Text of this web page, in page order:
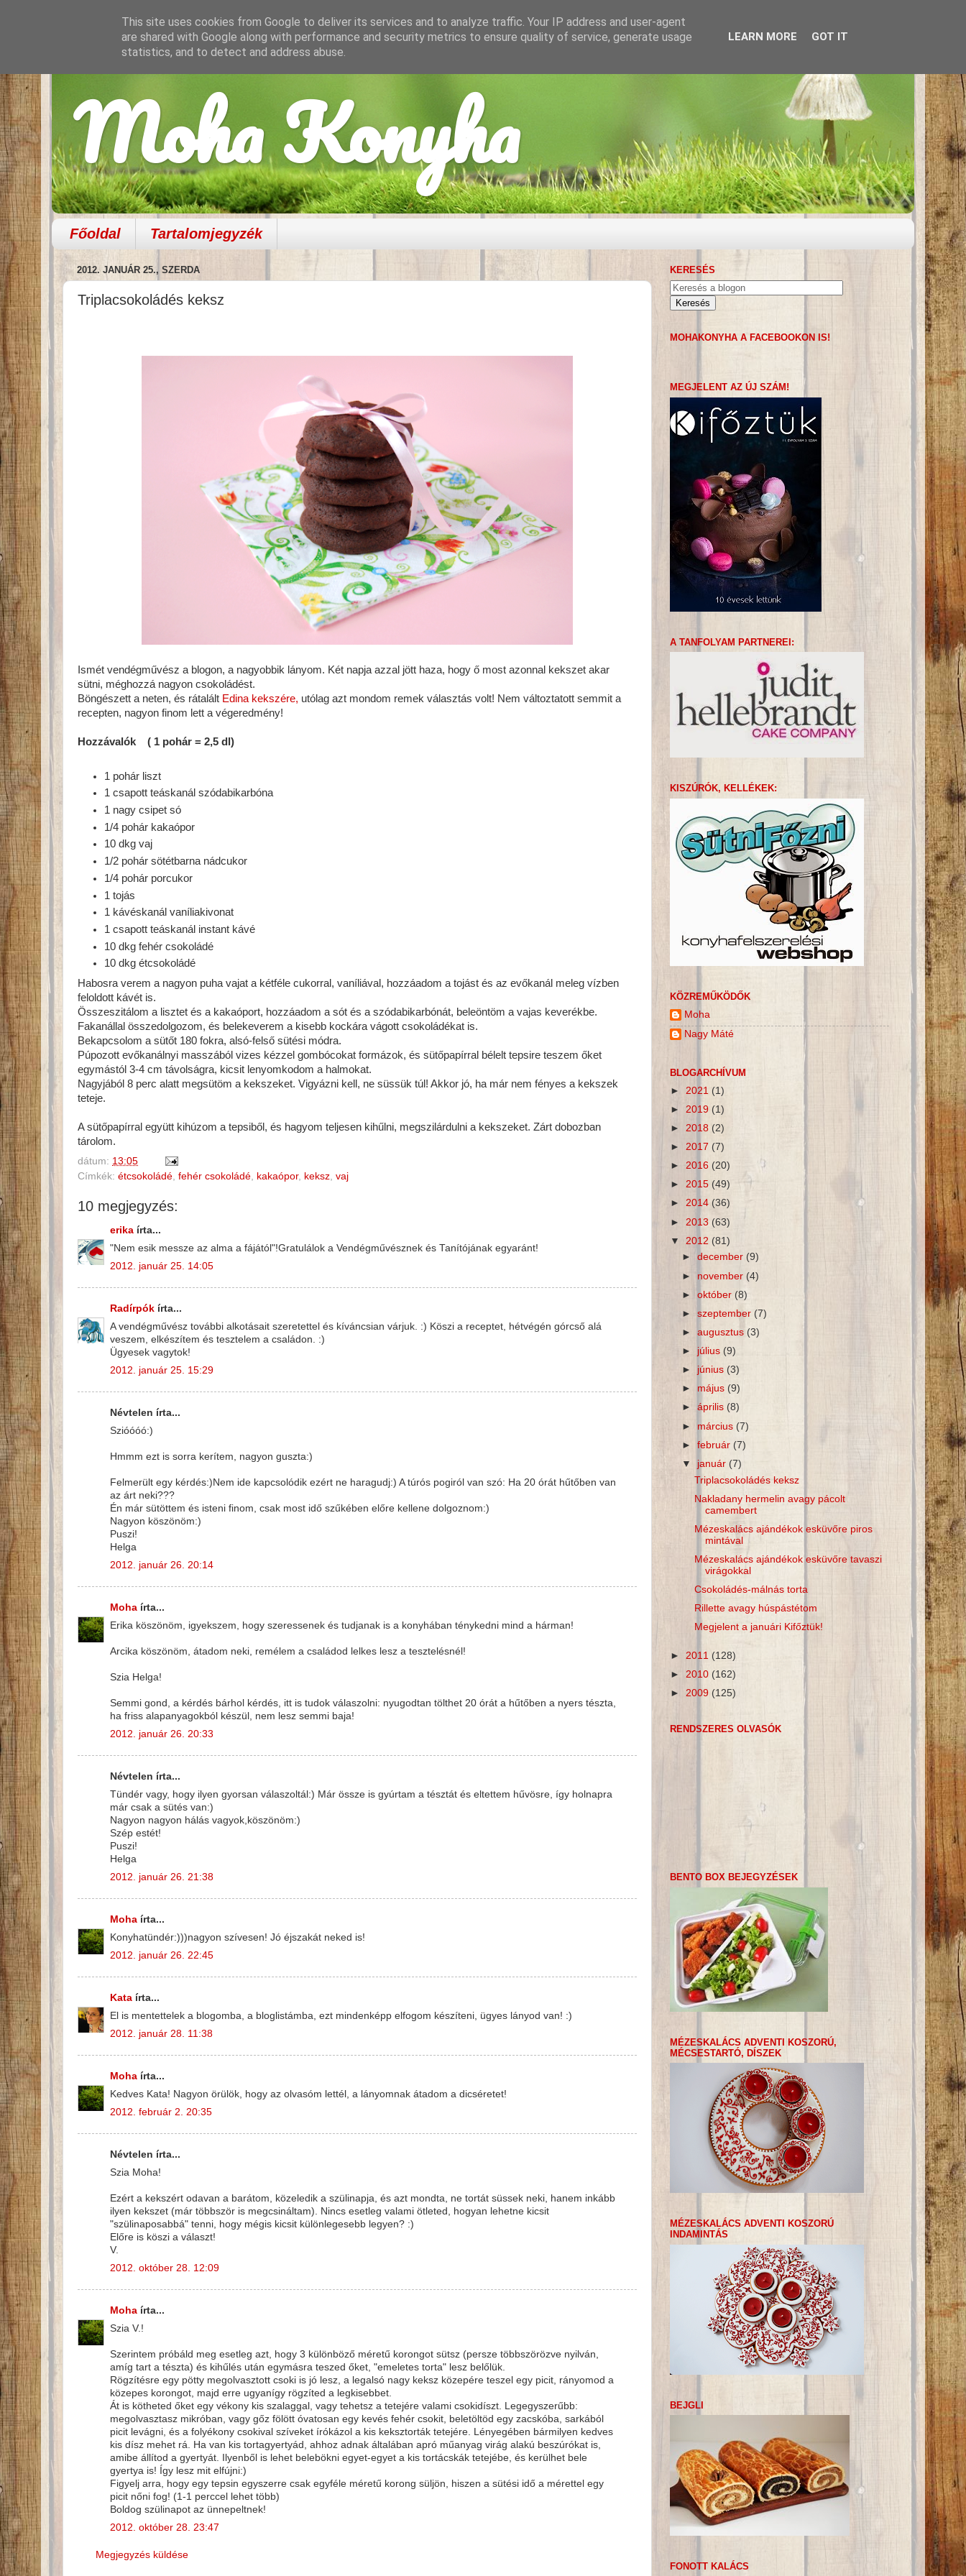
Moha Konyha
Főoldal Tartalomjegyzék
2012. JANUÁR 25., SZERDA
Triplacsokoládés keksz
Ismét vendégművész a blogon, a nagyobbik lányom. Két napja azzal jött haza, hogy ő most azonnal kekszet akar
sütni, méghozzá nagyon csokoládést.
Böngészett a neten, és rátalált Edina kekszére, utólag azt mondom remek választás volt! Nem változtatott semmit a
recepten, nagyon finom lett a végeredmény!
Hozzávalók ( 1 pohár = 2,5 dl)
1 pohár liszt
1 csapott teáskanál szódabikarbóna
1 nagy csipet só
1/4 pohár kakaópor
10 dkg vaj
1/2 pohár sötétbarna nádcukor
1/4 pohár porcukor
1 tojás
1 kávéskanál vaníliakivonat
1 csapott teáskanál instant kávé
10 dkg fehér csokoládé
10 dkg étcsokoládé
Habosra verem a nagyon puha vajat a kétféle cukorral, vaníliával, hozzáadom a tojást és az evőkanál meleg vízben
feloldott kávét is.
Összeszitálom a lisztet és a kakaóport, hozzáadom a sót és a szódabikarbónát, beleöntöm a vajas keverékbe.
Fakanállal összedolgozom, és belekeverem a kisebb kockára vágott csokoládékat is.
Bekapcsolom a sütőt 180 fokra, alsó-felső sütési módra.
Púpozott evőkanálnyi masszából vizes kézzel gombócokat formázok, és sütőpapírral bélelt tepsire teszem őket
egymástól 3-4 cm távolságra, kicsit lenyomkodom a halmokat.
Nagyjából 8 perc alatt megsütöm a kekszeket. Vigyázni kell, ne süssük túl! Akkor jó, ha már nem fényes a kekszek
teteje.
A sütőpapírral együtt kihúzom a tepsiből, és hagyom teljesen kihűlni, megszilárdulni a kekszeket. Zárt dobozban
tárolom.
dátum: 13:05
Címkék: étcsokoládé fehér csokoládé kakaópor, keksz vaj
10 megjegyzés:
erika írta...
"Nem esik messze az alma a fájától"!Gratulálok a Vendégművésznek és Tanítójának egyaránt!
2012. január 25. 14:05
Radírpók írta...
A vendégművész további alkotásait szeretettel és kíváncsian várjuk. :) Köszi a receptet, hétvégén górcső alá
veszem, elkészítem és tesztelem a családon. :)
Ügyesek vagytok!
2012. január 25. 15:29
Névtelen írta...
Szióóóó:)
Hmmm ezt is sorra kerítem, nagyon guszta:)
Felmerült egy kérdés:)Nem ide kapcsolódik ezért ne haragudj:) A túrós pogiról van szó: Ha 20 órát hűtőben van
az árt neki???
Én már sütöttem és isteni finom, csak most idő szűkében előre kellene dolgoznom:)
Nagyon köszönöm:)
Puszi!
Helga
2012. január 26. 20:14
Moha írta...
Erika köszönöm, igyekszem, hogy szeressenek és tudjanak is a konyhában ténykedni mind a hárman!
Arcika köszönöm, átadom neki, remélem a családod lelkes lesz a tesztelésnél!
Szia Helga!
Semmi gond, a kérdés bárhol kérdés, itt is tudok válaszolni: nyugodtan tölthet 20 órát a hűtőben a nyers tészta,
ha friss alapanyagokból készül, nem lesz semmi baja!
2012. január 26. 20:33
Névtelen írta...
Tündér vagy, hogy ilyen gyorsan válaszoltál:) Már össze is gyúrtam a tésztát és eltettem hűvösre, így holnapra
már csak a sütés van:)
Nagyon nagyon hálás vagyok,köszönöm:)
Szép estét!
Puszi!
Helga
2012. január 26. 21:38
Moha írta...
Konyhatündér:)))nagyon szívesen! Jó éjszakát neked is!
2012. január 26. 22:45
Kata írta...
El is mentettelek a blogomba, a bloglistámba, ezt mindenképp elfogom készíteni, ügyes lányod van! :)
2012. január 28. 11:38
Moha írta...
Kedves Kata! Nagyon örülök, hogy az olvasóm lettél, a lányomnak átadom a dicséretet!
2012. február 2. 20:35
Névtelen írta...
Szia Moha!
Ezért a kekszért odavan a barátom, közeledik a szülinapja, és azt mondta, ne tortát süssek neki, hanem inkább
ilyen kekszet (már többször is megcsináltam). Nincs esetleg valami ötleted, hogyan lehetne kicsit
"szülinaposabbá" tenni, hogy mégis kicsit különlegesebb legyen? :)
Előre is köszi a választ!
V.
2012. október 28. 12:09
Moha írta...
Szia V.!
Szerintem próbáld meg esetleg azt, hogy 3 különböző méretű korongot sütsz (persze többszörözve nyilván,
amíg tart a tészta) és kihűlés után egymásra teszed őket, "emeletes torta" lesz belőlük.
Rögzítésre egy pötty megolvasztott csoki is jó lesz, a legalsó nagy keksz közepére teszel egy picit, rányomod a
közepes korongot, majd erre ugyanígy rögzíted a legkisebbet.
Át is kötheted őket egy vékony kis szalaggal, vagy tehetsz a tetejére valami csokidíszt. Legegyszerűbb:
megolvasztasz mikróban, vagy gőz fölött óvatosan egy kevés fehér csokit, beletöltöd egy zacskóba, sarkából
picit levágni, és a folyékony csokival szíveket írókázol a kis keksztorták tetejére. Lényegében bármilyen kedves
kis dísz mehet rá. Ha van kis tortagyertyád, ahhoz adnak általában apró műanyag virág alakú beszúrókat is,
amibe állítod a gyertyát. Ilyenből is lehet belebökni egyet-egyet a kis tortácskák tetejébe, és kerülhet bele
gyertya is! Így lesz mit elfújni:)
Figyelj arra, hogy egy tepsin egyszerre csak egyféle méretű korong süljön, hiszen a sütési idő a mérettel egy
picit nőni fog! (1-1 perccel lehet több)
Boldog szülinapot az ünnepeltnek!
2012. október 28. 23:47
Megjegyzés küldése
KERESÉS
MOHAKONYHA A FACEBOOKON IS!
MEGJELENT AZ ÚJ SZÁM!
A TANFOLYAM PARTNEREI:
KISZÚRÓK, KELLÉKEK:
KÖZREMŰKÖDŐK
Moha
Nagy Máté
BLOGARCHÍVUM
► 2021 (1)
► 2019 (1)
► 2018 (2)
► 2017 (7)
► 2016 (20)
► 2015 (49)
► 2014 (36)
► 2013 (63)
▼ 2012 (81)
►december (9)
► november (4)
►október (8)
►szeptember (7)
►augusztus(3)
► július(9)
► június (3)
► május (9)
►április(8)
► március (7)
►február (7)
▼ január (7)
Triplacsokoládés keksz
Nakladany hermelin avagy pácolt
camembert
Mézeskalács ajándékok esküvőre piros
mintával
Mézeskalács ajándékok esküvőre tavaszi
virágokkal
Csokoládés-málnás torta
Rillette avagy húspástétom
Megjelent a januári Kifőztük!
► 2011 (128)
► 2010 (162)
► 2009 (125)
RENDSZERES OLVASÓK
BENTO BOX BEJEGYZÉSEK
MÉZESKALÁCS ADVENTI KOSZORÚ,
MÉCSESTARTÓ, DÍSZEK
MÉZESKALÁCS ADVENTI KOSZORÚ
INDAMINTÁS
BEJGLI
FONOTT KALÁCS
This site uses cookies from Google to deliver its services and to analyze traffic. Your IP address and user-agent
are shared with Google along with performance and security metrics to ensure quality of service, generate usage
statistics, and to detect and address abuse.
LEARN MORE GOT IT